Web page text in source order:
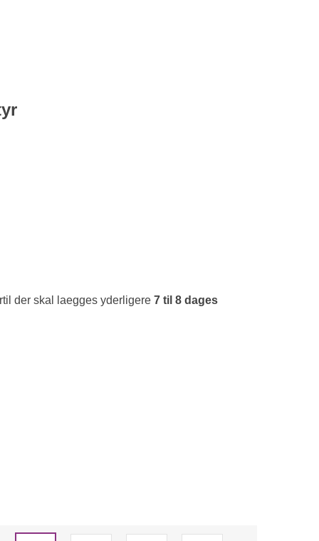
der skal laegges yderligere 7 til 8 dages